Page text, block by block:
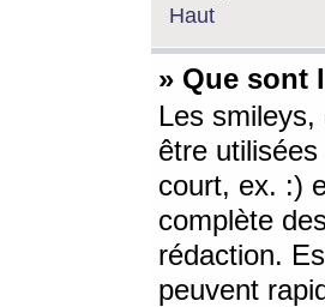
Haut
» Que sont
Les
être
court, ex. :)
complète
rédaction.
peuvent